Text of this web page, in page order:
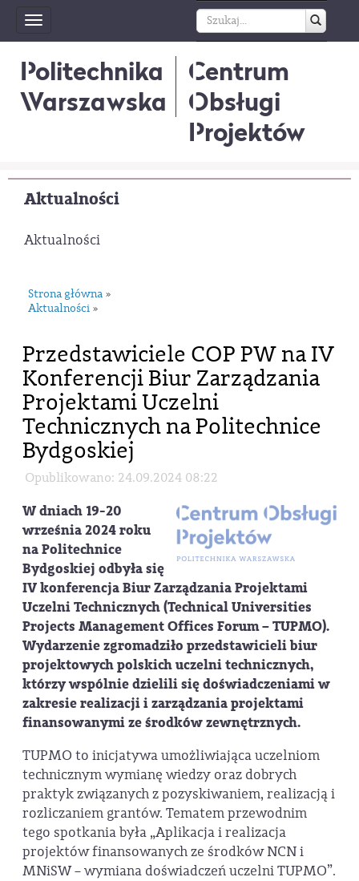
Toggle
navigation
Politechnika
Warszawska
Centrum
Obsługi
Projektów
Aktualności
Aktualności
Strona główna »
Aktualności »
Przedstawiciele COP PW na IV
Konferencji Biur Zarządzania
Projektami Uczelni
Technicznych na Politechnice
Bydgoskiej
Opublikowano: 24.09.2024 08:22
W dniach 19-20
września 2024 roku
na Politechnice
Bydgoskiej odbyła się
IV konferencja Biur Zarządzania Projektami
Uczelni Technicznych (Technical Universities
Projects Management Offices Forum – TUPMO).
Wydarzenie zgromadziło przedstawicieli biur
projektowych polskich uczelni technicznych,
którzy wspólnie dzielili się doświadczeniami w
zakresie realizacji i zarządzania projektami
finansowanymi ze środków zewnętrznych.
TUPMO to inicjatywa umożliwiająca uczelniom
technicznym wymianę wiedzy oraz dobrych
praktyk związanych z pozyskiwaniem, realizacją i
rozliczaniem grantów. Tematem przewodnim
tego spotkania była „Aplikacja i realizacja
projektów finansowanych ze środków NCN i
MNiSW – wymiana doświadczeń uczelni TUPMO”.